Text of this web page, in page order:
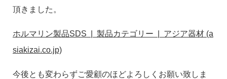
お問い合わせ
頂きました。
ホルマリン製品SDS | 製品カテゴリー | アジア器材 (a
siakizai.co.jp)
今後とも変わらずご愛顧のほどよろしくお願い致しま